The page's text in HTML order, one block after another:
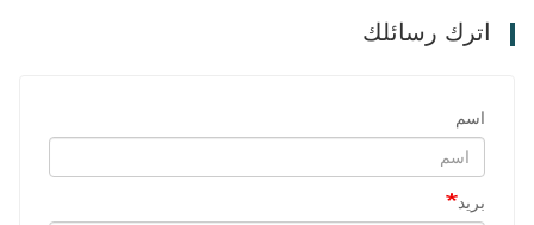
اترك رسائلك
اسم
بريد